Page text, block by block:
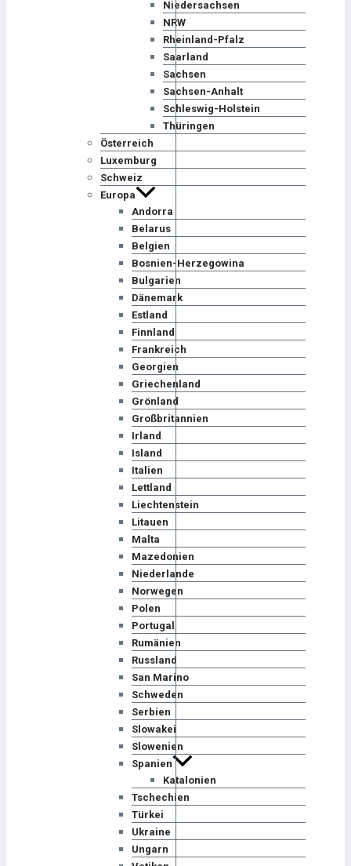
Niedersachsen
NRW
Rheinland-Pfalz
Saarland
Sachsen
Sachsen-Anhalt
Schleswig-Holstein
Thüringen
Österreich
Luxemburg
Schweiz
Europa
Andorra
Belarus
Belgien
Bosnien-Herzegowina
Bulgarien
Dänemark
Estland
Finnland
Frankreich
Georgien
Griechenland
Grönland
Großbritannien
Irland
Island
Italien
Lettland
Liechtenstein
Litauen
Malta
Mazedonien
Niederlande
Norwegen
Polen
Portugal
Rumänien
Russland
San Marino
Schweden
Serbien
Slowakei
Slowenien
Spanien
Katalonien
Tschechien
Türkei
Ukraine
Ungarn